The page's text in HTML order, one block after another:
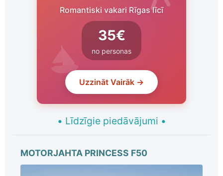
Romantiski vakari Rīgas līcī
35€
no personas
Uzzināt Vairāk →
• Līdzīgie piedāvājumi •
MOTORJAHTA PRINCESS F50